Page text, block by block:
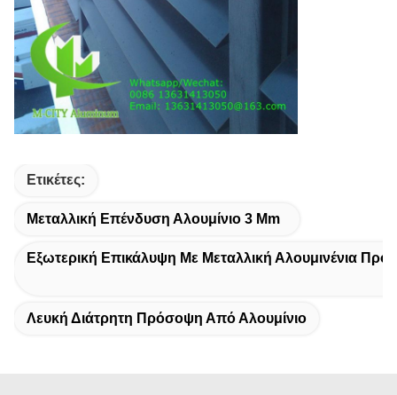
Ετικέτες:
Μεταλλική Επένδυση Αλουμίνιο 3 Mm
Εξωτερική Επικάλυψη Με Μεταλλική Αλουμινένια
Λευκή Διάτρητη Πρόσοψη Από Αλουμίνιο